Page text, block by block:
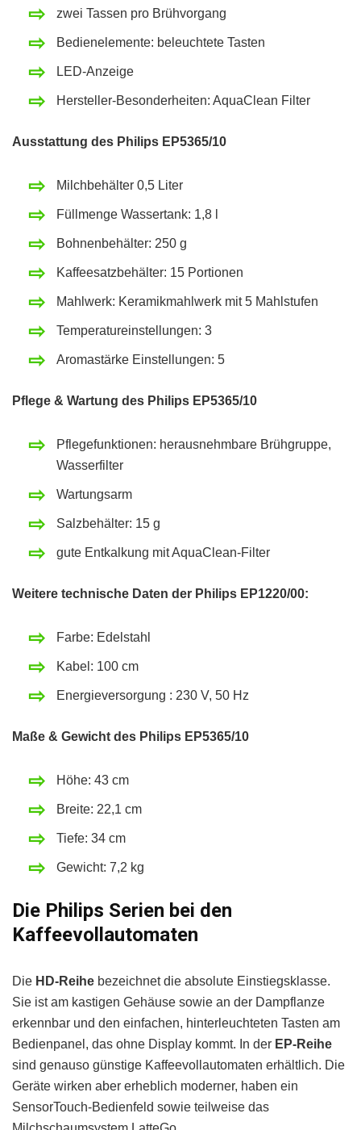
zwei Tassen pro Brühvorgang
Bedienelemente: beleuchtete Tasten
LED-Anzeige
Hersteller-Besonderheiten: AquaClean Filter
Ausstattung des Philips EP5365/10
Milchbehälter 0,5 Liter
Füllmenge Wassertank: 1,8 l
Bohnenbehälter: 250 g
Kaffeesatzbehälter: 15 Portionen
Mahlwerk: Keramikmahlwerk mit 5 Mahlstufen
Temperatureinstellungen: 3
Aromastärke Einstellungen: 5
Pflege & Wartung des Philips EP5365/10
Pflegefunktionen: herausnehmbare Brühgruppe,
Wasserfilter
Wartungsarm
Salzbehälter: 15 g
gute Entkalkung mit AquaClean-Filter
Weitere technische Daten der Philips EP1220/00:
Farbe: Edelstahl
Kabel: 100 cm
Energieversorgung : 230 V, 50 Hz
Maße & Gewicht des Philips EP5365/10
Höhe: 43 cm
Breite: 22,1 cm
Tiefe: 34 cm
Gewicht: 7,2 kg
Die Philips Serien bei den
Kaffeevollautomaten
Die HD-Reihe bezeichnet die absolute Einstiegsklasse.
Sie ist am kastigen Gehäuse sowie an der Dampflanze
erkennbar und den einfachen, hinterleuchteten Tasten am
Bedienpanel, das ohne Display kommt. In der EP-Reihe
sind genauso günstige Kaffeevollautomaten erhältlich. Die
Geräte wirken aber erheblich moderner, haben ein
SensorTouch-Bedienfeld sowie teilweise das